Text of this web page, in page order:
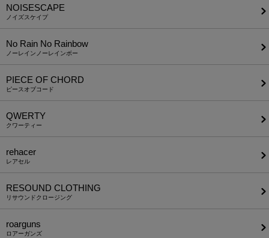
NOISESCAPE
ノイズスケイプ
No Rain No Rainbow
ノーレインノーレインボー
PIECE OF CHORD
ピースオブコード
QWERTY
クワーティー
rehacer
レアセル
RESOUND CLOTHING
リサウンドクロージング
roarguns
ロアーガンズ